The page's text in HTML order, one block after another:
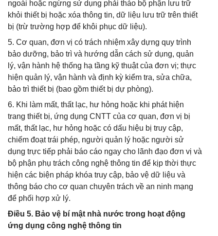
ngoài hoặc ngừng sử dụng phải tháo bộ phận lưu trữ
khỏi thiết bị hoặc xóa thông tin, dữ liệu lưu trữ trên thiết
bị (trừ trường hợp để khôi phục dữ liệu).
5. Cơ quan, đơn vị có trách nhiệm xây dựng quy trình
bảo dưỡng, bảo trì và hướng dẫn cách sử dụng, quản
lý, vận hành hệ thống hạ tầng kỹ thuật của đơn vị; thực
hiện quản lý, vận hành và định kỳ kiểm tra, sửa chữa,
bảo trì thiết bị (bao gồm thiết bị dự phòng).
6. Khi làm mất, thất lạc, hư hỏng hoặc khi phát hiện
trang thiết bị, ứng dụng CNTT của cơ quan, đơn vị bị
mất, thất lạc, hư hỏng hoặc có dấu hiệu bị truy cập,
chiếm đoạt trái phép, người quản lý hoặc người sử
dụng trực tiếp phải báo cáo ngay cho lãnh đạo đơn vị và
bộ phận phụ trách công nghệ thông tin để kịp thời thực
hiện các biện pháp khóa truy cập, bảo vệ dữ liệu và
thông báo cho cơ quan chuyên trách về an ninh mạng
để phối hợp xử lý.
Điều 5. Bảo vệ bí mật nhà nước trong hoạt động
ứng dụng công nghệ thông tin